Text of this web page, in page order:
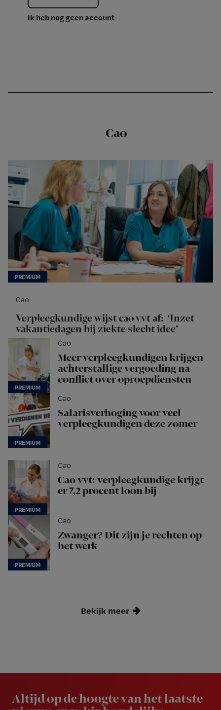
Ik heb nog geen account
Cao
Cao
Verpleegkundige wijst cao vvt af: ‘Inzet
vakantiedagen bij ziekte slecht idee’
Cao
Meer verpleegkundigen krijgen
achterstallige vergoeding na
conflict over oproepdiensten
Cao
Salarisverhoging voor veel
verpleegkundigen deze zomer
Cao
Cao vvt: verpleegkundige krijgt
er 7,2 procent loon bij
Cao
Zwanger? Dit zijn je rechten op
het werk
Bekijk meer
Altijd op de hoogte van het laatste